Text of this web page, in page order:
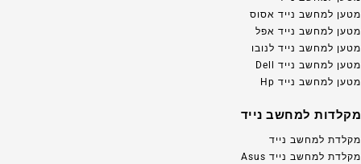
מטען למחשב נייד אסוס
מטען למחשב נייד אפל
מטען למחשב נייד לנובו
מטען למחשב נייד Dell
מטען למחשב נייד Hp
מקלדות למחשב נייד
מקלדת למחשב נייד
מקלדת למחשב נייד Asus